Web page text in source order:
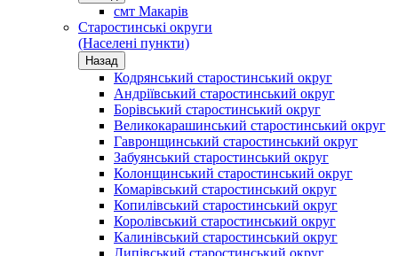
смт Макарів
Старостинські округи
(Населені пункти)
Назад
Кодрянський старостинський округ
Андріївський старостинський округ
Борівський старостинський округ
Великокарашинський старостинський округ
Гавронщинський старостинський округ
Забуянський старостинський округ
Колонщинський старостинський округ
Комарівський старостинський округ
Копилівський старостинський округ
Королівський старостинський округ
Калинівський старостинський округ
Липівський старостинський округ